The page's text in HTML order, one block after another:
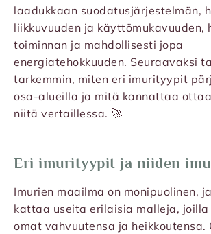
laadukkaan suodatusjärjestelmän,
liikkuvuuden ja käyttömukavuuden,
toiminnan ja mahdollisesti jopa
energiatehokkuuden. Seuraavaksi
tarkemmin, miten eri imurityypit
osa-alueilla ja mitä kannattaa
niitä vertaillessa. 🚀
Eri imurityypit ja niiden
Imurien maailma on monipuolinen,
kattaa useita erilaisia malleja, joilla
omat vahvuutensa ja heikkoutensa.